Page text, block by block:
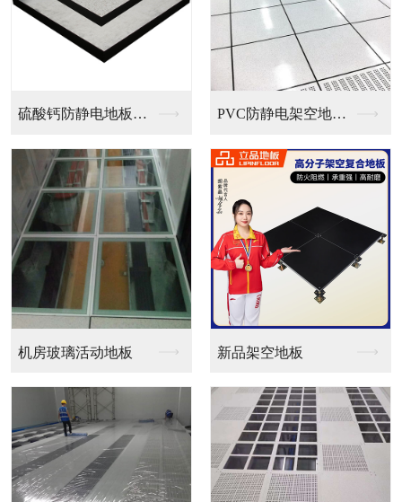
新品架空地板
全钢无边防静电地板
同质透心PVC防静电...